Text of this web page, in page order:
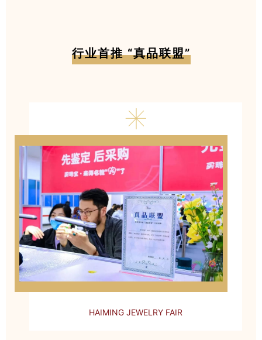
行业首推 “真品联盟”
HAIMING JEWELRY FAIR